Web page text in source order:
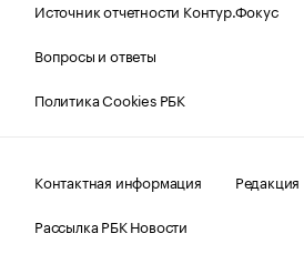
Источник отчетности Контур.Фокус
Вопросы и ответы
Политика Cookies РБК
Контактная информация
Редакция
Рассылка РБК Новости